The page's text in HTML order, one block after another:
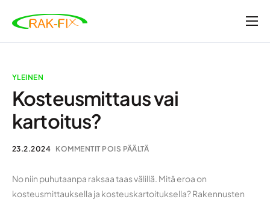
Etusivu
Valvonta- ja rakennuttamispalvelut
Ajankohtaista
YLEINEN
Kosteusmittaus vai
kartoitus?
23.2.2024 KOMMENTIT POIS PÄÄLTÄ
No niin puhutaanpa raksaa taas välillä. Mitä eroa on
kosteusmittauksella ja kosteuskartoituksella? Rakennusten